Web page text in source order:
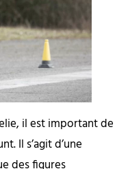
il est important de
Il s’agit d’une
des figures